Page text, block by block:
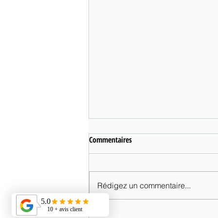
Canicule : comment garder une
Commentaires
Rédigez un commentaire...